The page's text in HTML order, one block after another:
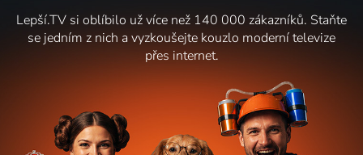
Lepší.TV si oblíbilo už více než 140 000 zákazníků. Staňte
se jedním z nich a vyzkoušejte kouzlo moderní televize
přes internet.